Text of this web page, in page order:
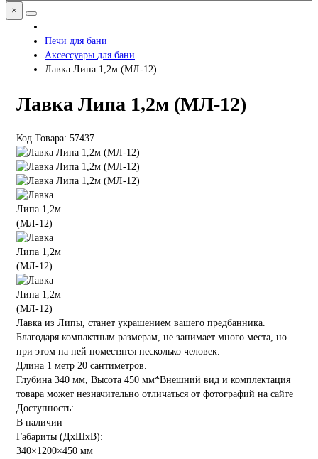
×
Печи для бани
Аксессуары для бани
Лавка Липа 1,2м (МЛ-12)
Лавка Липа 1,2м (МЛ-12)
Код Товара: 57437
Лавка из Липы, станет украшением вашего предбанника.
Благодаря компактным размерам, не занимает много места, но
при этом на ней поместятся несколько человек.
Длина 1 метр 20 сантиметров.
Глубина 340 мм, Высота 450 мм*Внешний вид и комплектация
товара может незначительно отличаться от фотографий на сайте
Доступность:
В наличии
Габариты (ДхШхВ):
340×1200×450 мм